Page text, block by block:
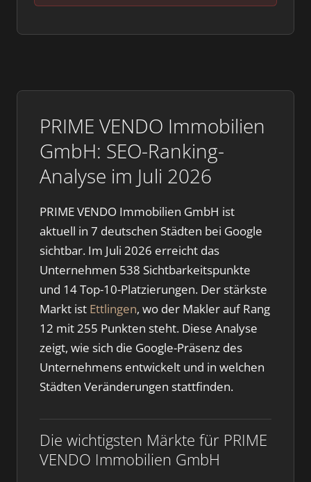
PRIME VENDO Immobilien
GmbH: SEO-Ranking-
Analyse im Juli 2026
PRIME VENDO Immobilien GmbH ist
aktuell in 7 deutschen Städten bei Google
sichtbar. Im Juli 2026 erreicht das
Unternehmen 538 Sichtbarkeitspunkte
und 14 Top-10-Platzierungen. Der stärkste
Markt ist Ettlingen, wo der Makler auf Rang
12 mit 255 Punkten steht. Diese Analyse
zeigt, wie sich die Google-Präsenz des
Unternehmens entwickelt und in welchen
Städten Veränderungen stattfinden.
Die wichtigsten Märkte für PRIME
VENDO Immobilien GmbH